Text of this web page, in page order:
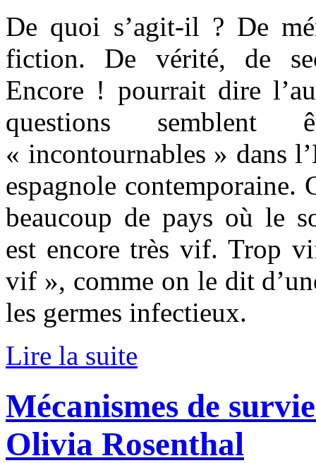
De quoi s’agit-il ? De
fiction. De vérité, de
Encore ! pourrait dire
questions semblent
« incontournables » dans
espagnole contemporaine.
beaucoup de pays où le
est encore très vif. Trop
vif », comme on le dit
les germes infectieux.
Lire la suite
Mécanismes de
Olivia Rosenthal